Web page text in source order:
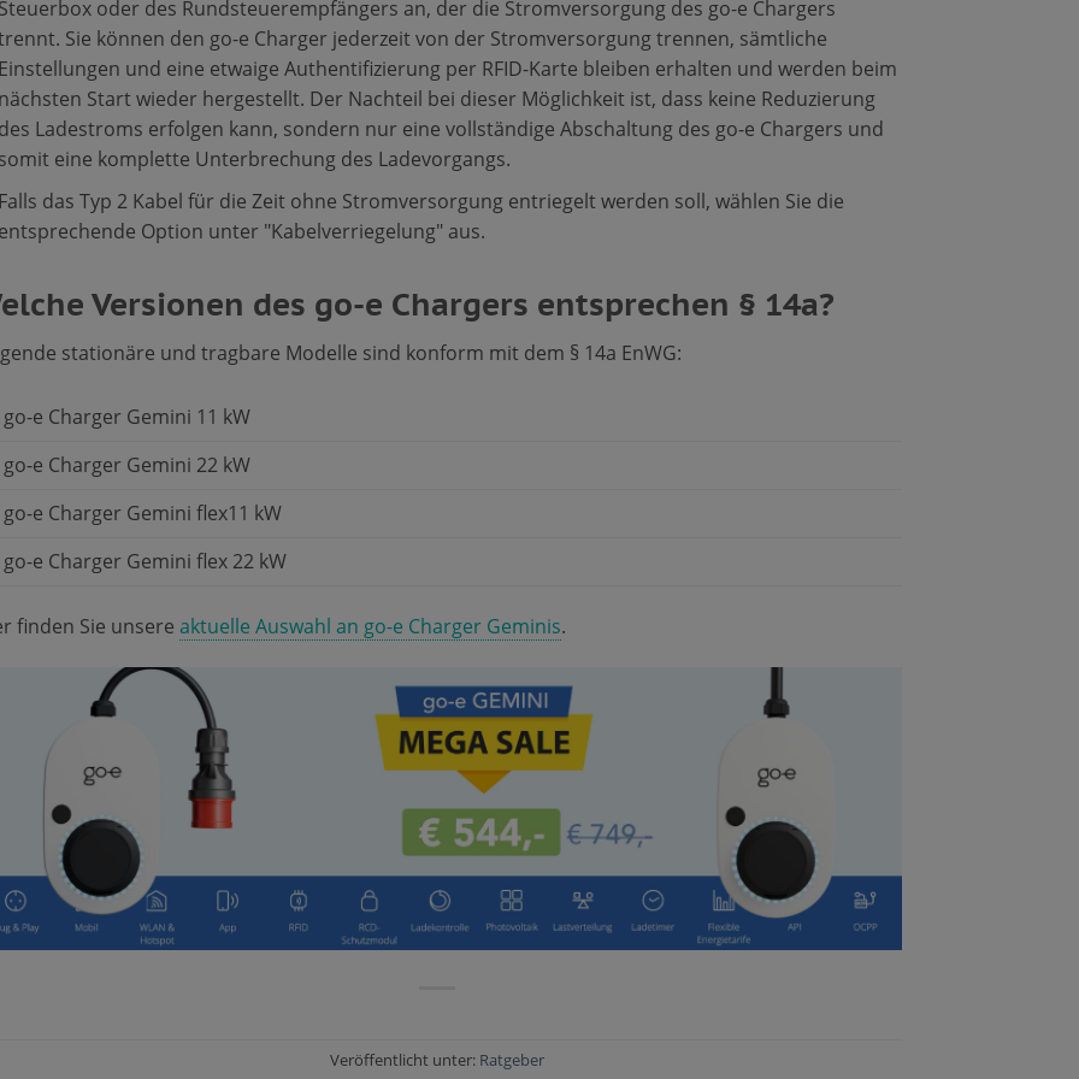
oder des Rundsteuerempfängers an, der die Stromversorgung des go-e Chargers
Sie können den go-e Charger jederzeit von der Stromversorgung trennen, sämtliche
und eine etwaige Authentifizierung per RFID-Karte bleiben erhalten und werden beim
Start wieder hergestellt. Der Nachteil bei dieser Möglichkeit ist, dass keine Reduzierung
Ladestroms erfolgen kann, sondern nur eine vollständige Abschaltung des go-e Chargers und
eine komplette Unterbrechung des Ladevorgangs.
das Typ 2 Kabel für die Zeit ohne Stromversorgung entriegelt werden soll, wählen Sie die
Option unter "Kabelverriegelung" aus.
Versionen des go-e Chargers entsprechen § 14a?
stationäre und tragbare Modelle sind konform mit dem § 14a EnWG:
go-e Charger Gemini 11 kW
go-e Charger Gemini 22 kW
go-e Charger Gemini flex11 kW
go-e Charger Gemini flex 22 kW
finden Sie unsere aktuelle Auswahl an go-e Charger Geminis.
Veröffentlicht unter: Ratgeber